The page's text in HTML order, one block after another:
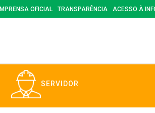
IMPRENSA OFICIAL TRANSPARÊNCIA ACESSO À
SERVIDOR